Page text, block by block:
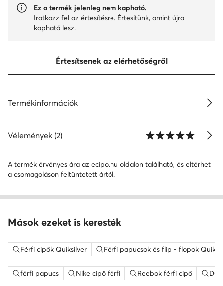
Ez a termék jelenleg nem kapható.
Iratkozz fel az értesítésre. Értesítünk, amint újra
kapható lesz.
Értesítsenek az elérhetőségről
Termékinformációk
Vélemények (2)
A termék érvényes ára az ecipo.hu oldalon található, és eltérhet
a csomagoláson feltüntetett ártól.
Mások ezeket is keresték
Férfi cipők Quiksilver Férfi papucsok és flip - flopok
férfi papucs Nike cipő férfi Reebok férfi cipő DC